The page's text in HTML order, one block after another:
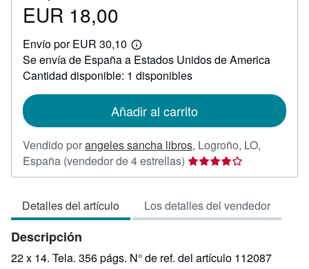
Precio
18,00
EUR 18,00
Envío por EUR 30,10
Más
información
sobre
las
envío
Se envía de España a Estados Unidos de America
Cantidad disponible: 1 disponibles
Añadir al carrito
Vendido porangeles sancha libros, Logroño, LO,
España (vendedor de 4 estrellas) Calificación
del
4
de
estrellas
Detalles del artículo Los detalles del vendedor
Descripción
22 x 14. Tela. 356 págs. N° de ref. del artículo 112087